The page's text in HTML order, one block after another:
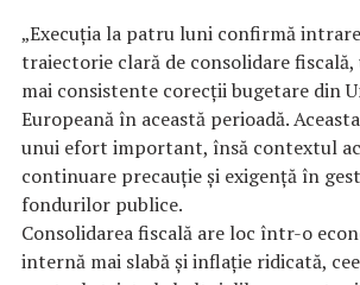
„Execuția la patru luni confirmă
traiectorie clară de consolidare
mai consistente corecții bugetare din
Europeană în această perioadă.
unui efort important, însă contextul
continuare precauție şi exigență în
fondurilor publice.
Consolidarea fiscală are loc într-o
internă mai slabă și inflație ridicată,